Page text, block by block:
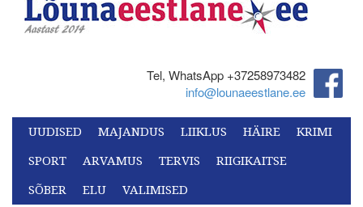
Tel, WhatsApp +37258973482‬
info@lounaeestlane.ee
UUDISED MAJANDUS LIIKLUS HÄIRE
KRIMI
SPORT
ARVAMUS TERVIS
RIIGIKAITSE
SÕBER
ELU VALIMISED